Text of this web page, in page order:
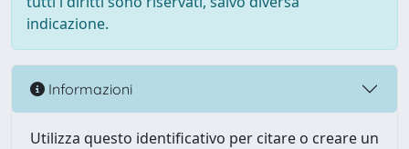
indicazione.
Informazioni
Utilizza questo identificativo per citare o creare un